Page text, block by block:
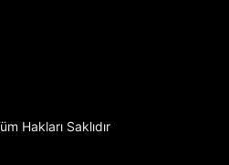
Hakları Saklıdır